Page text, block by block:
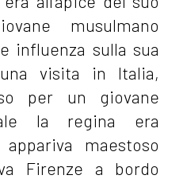
musulmano
influenza sulla sua
visita in Italia,
per un giovane
la regina era
maestoso
Firenze a bordo